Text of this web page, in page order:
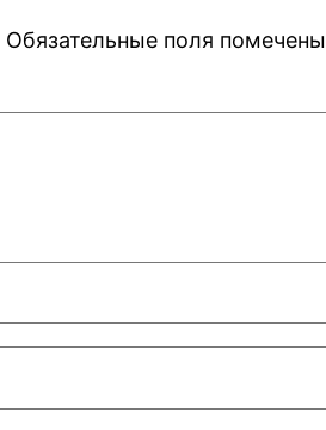
Обязательные поля помечены